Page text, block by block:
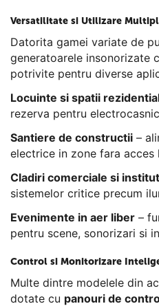
Versatilitate si Utilizare
Datorita gamei variate de
generatoarele insonorizate
potrivite pentru diverse
Locuinte si spatii
rezerva pentru
Santiere de constructii –
electrice in zone fara acces
Cladiri comerciale si
sistemelor critice precum
Evenimente in aer liber –
pentru scene, sonorizari si
Control si Monitorizare
Multe dintre modelele din
dotate cu panouri de